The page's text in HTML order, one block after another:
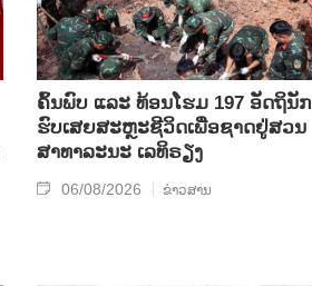
ຄົ້ນ​ພົບ ແລະ ທ້ອນ​ໂຮມ 197 ອັດ​ຖິ​ນັກ​
ຮົບ​ເສຍ​ສະຫຼະ​ຊີ​ວິດ​ເພື່ອ​ຊາດ​ຢູ່​ສວນ​
ສາ​ທາ​ລະ​ນະ ເລ​ທິ​ຣຽງ
06/08/2026 ຂ່າວສານ